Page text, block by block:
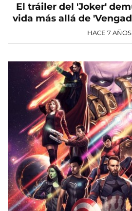
El tráiler del 'Joker'
vida más allá de
HACE 7 AÑOS